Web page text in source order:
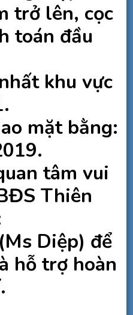
trở lên, cọc
toán đầu
khu vực
mặt bằng:
tâm vui
Thiên
Diệp) để
hỗ trợ hoàn